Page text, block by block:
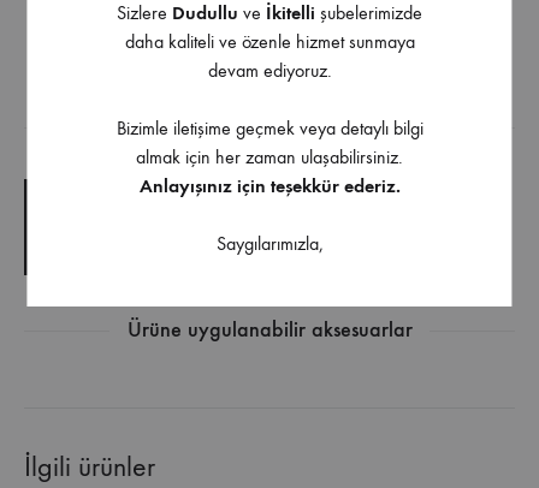
Hettich InnoTech Atıra 470 mm Gri Sol Çekmece
İndirilebilir İçerik
Ürüne uygulanabilir aksesuarlar
İlgili ürünler
Sizlere Dudullu ve İkitelli şubelerimizde
daha kaliteli ve özenle hizmet sunmaya
devam ediyoruz.
Bizimle iletişime geçmek veya detaylı bilgi
almak için her zaman ulaşabilirsiniz.
Anlayışınız için teşekkür ederiz.
Saygılarımızla,